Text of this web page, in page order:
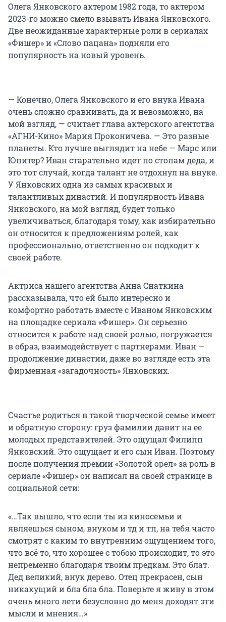
Олега Янковского актером 1982 года, то актером
2023-го можно смело взывать Ивана Янковского.
Две неожиданные характерные роли в сериалах
«Фишер» и «Слово пацана» подняли его
популярность на новый уровень.
— Конечно, Олега Янковского и его внука Ивана
очень сложно сравнивать, да и невозможно, на
мой взгляд, — считает глава актерского агентства
«АГНИ-Кино» Мария Проконичева. — Это разные
планеты. Кто лучше выглядит на небе — Марс или
Юпитер? Иван старательно идет по стопам деда, и
это тот случай, когда талант не отдохнул на внуке.
У Янковских одна из самых красивых и
талантливых династий. И популярность Ивана
Янковского, на мой взгляд, будет только
увеличиваться, благодаря тому, как избирательно
он относится к предложениям ролей, как
профессионально, ответственно он подходит к
своей работе.
Актриса нашего агентства Анна Снаткина
рассказывала, что ей было интересно и
комфортно работать вместе с Иваном Янковским
на площадке сериала «Фишер». Он серьезно
относится к работе над своей ролью, погружается
в образ, взаимодействует с партнерами. Иван —
продолжение династии, даже во взгляде есть эта
фирменная «загадочность» Янковских.
Счастье родиться в такой творческой семье имеет
и обратную сторону: груз фамилии давит на ее
молодых представителей. Это ощущал Филипп
Янковский. Это ощущает и его сын Иван. Поэтому
после получения премии «Золотой орел» за роль в
сериале «Фишер» он написал на своей странице в
социальной сети:
«…Так вышло, что если ты из киносемьи и
являешься сыном, внуком и тд и тп, на тебя часто
смотрят с каким то внутренним ощущением того,
что всё то, что хорошее с тобою происходит, то это
непременно благодаря твоим предкам. Это блат.
Дед великий, внук дерево. Отец прекрасен, сын
никакущий и бла бла бла. Поверьте я живу в этом
очень много лети безусловно до меня доходят эти
мысли и мнения…»